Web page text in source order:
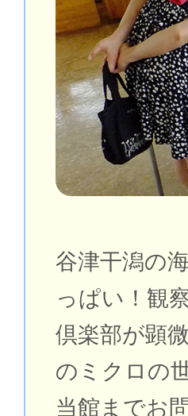
谷津干潟の
っぱい！観
倶楽部が顕
のミクロの
当館までお